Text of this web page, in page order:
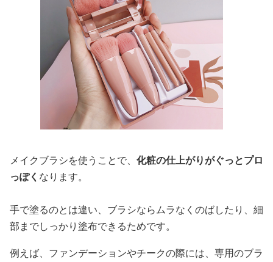
メイクブラシを使うことで、 化粧の仕上がりがぐっとプロ
っぽく なります。
手で塗るのとは違い、ブラシならムラなくのばしたり、細
部までしっかり塗布できるためです。
例えば、ファンデーションやチークの際には、専用のブラ